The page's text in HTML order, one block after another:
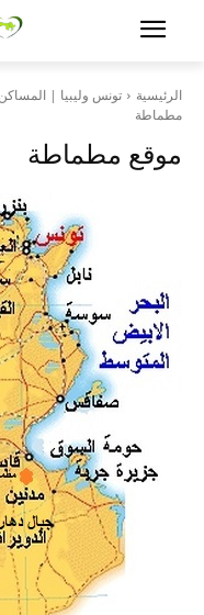
الرئيسية تونس وليبيا |
مطماطة
موقع مطماطة